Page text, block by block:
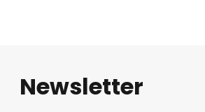
Newsletter